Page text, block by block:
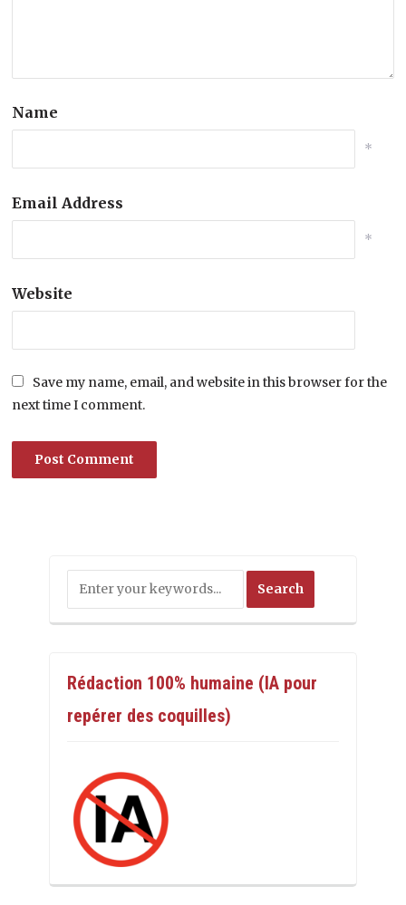
Name
*
Email Address
*
Website
Save my name, email, and website in this browser for the
next time I comment.
Rédaction 100% humaine (IA pour
repérer des coquilles)